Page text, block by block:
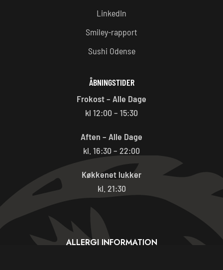
LinkedIn
Smiley-rapport
Sushi Odense
ÅBNINGSTIDER
Frokost – Alle Dage
kl 12:00 – 15:30
Aften – Alle Dage
kl. 16:30 – 22:00
Køkkenet lukker
kl. 21:30
ALLERGI INFORMATION